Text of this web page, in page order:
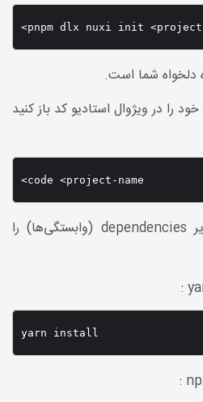
<pnpm dlx nuxi init <project-
را در ویژوال استادیو کد باز کنید
<code <project-name
حال با یکی از روش‌های زیر dependencies (وابستگی‌ها) را
yarn install